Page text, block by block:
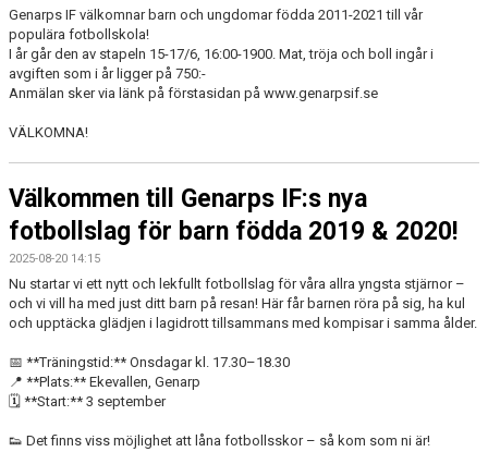
Genarps IF välkomnar barn och ungdomar födda 2011-2021 till vår
populära fotbollskola!
I år går den av stapeln 15-17/6, 16:00-1900. Mat, tröja och boll ingår i
avgiften som i år ligger på 750:-
Anmälan sker via länk på förstasidan på www.genarpsif.se
VÄLKOMNA!
Välkommen till Genarps IF:s nya
fotbollslag för barn födda 2019 & 2020!
2025-08-20 14:15
Nu startar vi ett nytt och lekfullt fotbollslag för våra allra yngsta stjärnor –
och vi vill ha med just ditt barn på resan! Här får barnen röra på sig, ha kul
och upptäcka glädjen i lagidrott tillsammans med kompisar i samma ålder.
📅 **Träningstid:** Onsdagar kl. 17.30–18.30
📍 **Plats:** Ekevallen, Genarp
🗓️ **Start:** 3 september
👟 Det finns viss möjlighet att låna fotbollsskor – så kom som ni är!